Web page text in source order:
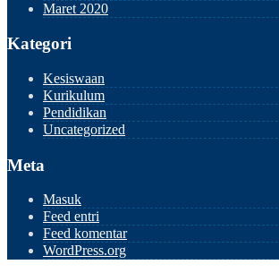
Maret 2020
Kategori
Kesiswaan
Kurikulum
Pendidikan
Uncategorized
Meta
Masuk
Feed entri
Feed komentar
WordPress.org